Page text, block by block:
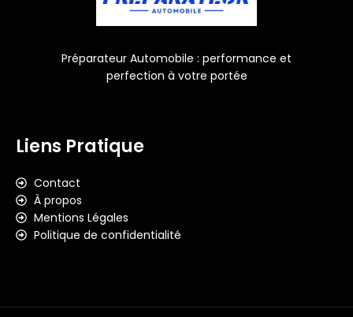
Préparateur Automobile : performance et
perfection à votre portée
Liens Pratique
Contact
À propos
Mentions Légales
Politique de confidentialité